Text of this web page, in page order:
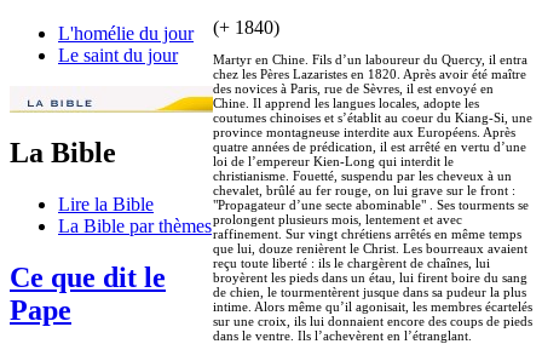
L'homélie du jour
Le saint du jour
La Bible
Lire la Bible
La Bible par thèmes
Ce que dit le
Pape
(+ 1840)
Martyr en Chine. Fils d’un laboureur du Quercy, il entra
chez les Pères Lazaristes en 1820. Après avoir été maître
des novices à Paris, rue de Sèvres, il est envoyé en
Chine. Il apprend les langues locales, adopte les
coutumes chinoises et s’établit au coeur du Kiang-Si, une
province montagneuse interdite aux Européens. Après
quatre années de prédication, il est arrêté en vertu d’une
loi de l’empereur Kien-Long qui interdit le
christianisme. Fouetté, suspendu par les cheveux à un
chevalet, brûlé au fer rouge, on lui grave sur le front :
"Propagateur d’une secte abominable" . Ses tourments se
prolongent plusieurs mois, lentement et avec
raffinement. Sur vingt chrétiens arrêtés en même temps
que lui, douze renièrent le Christ. Les bourreaux avaient
reçu toute liberté : ils le chargèrent de chaînes, lui
broyèrent les pieds dans un étau, lui firent boire du sang
de chien, le tourmentèrent jusque dans sa pudeur la plus
intime. Alors même qu’il agonisait, les membres écartelés
sur une croix, ils lui donnaient encore des coups de pieds
dans le ventre. Ils l’achevèrent en l’étranglant.